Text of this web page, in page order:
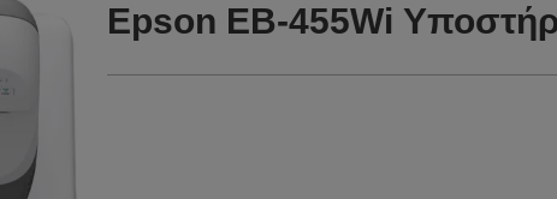
Epson EB-455Wi